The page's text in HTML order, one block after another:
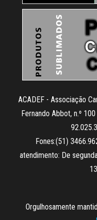
ACADEF - Associação
Fernando Abbot, n.º
Fones:(51)
atendimento: De
Orgulhosamente